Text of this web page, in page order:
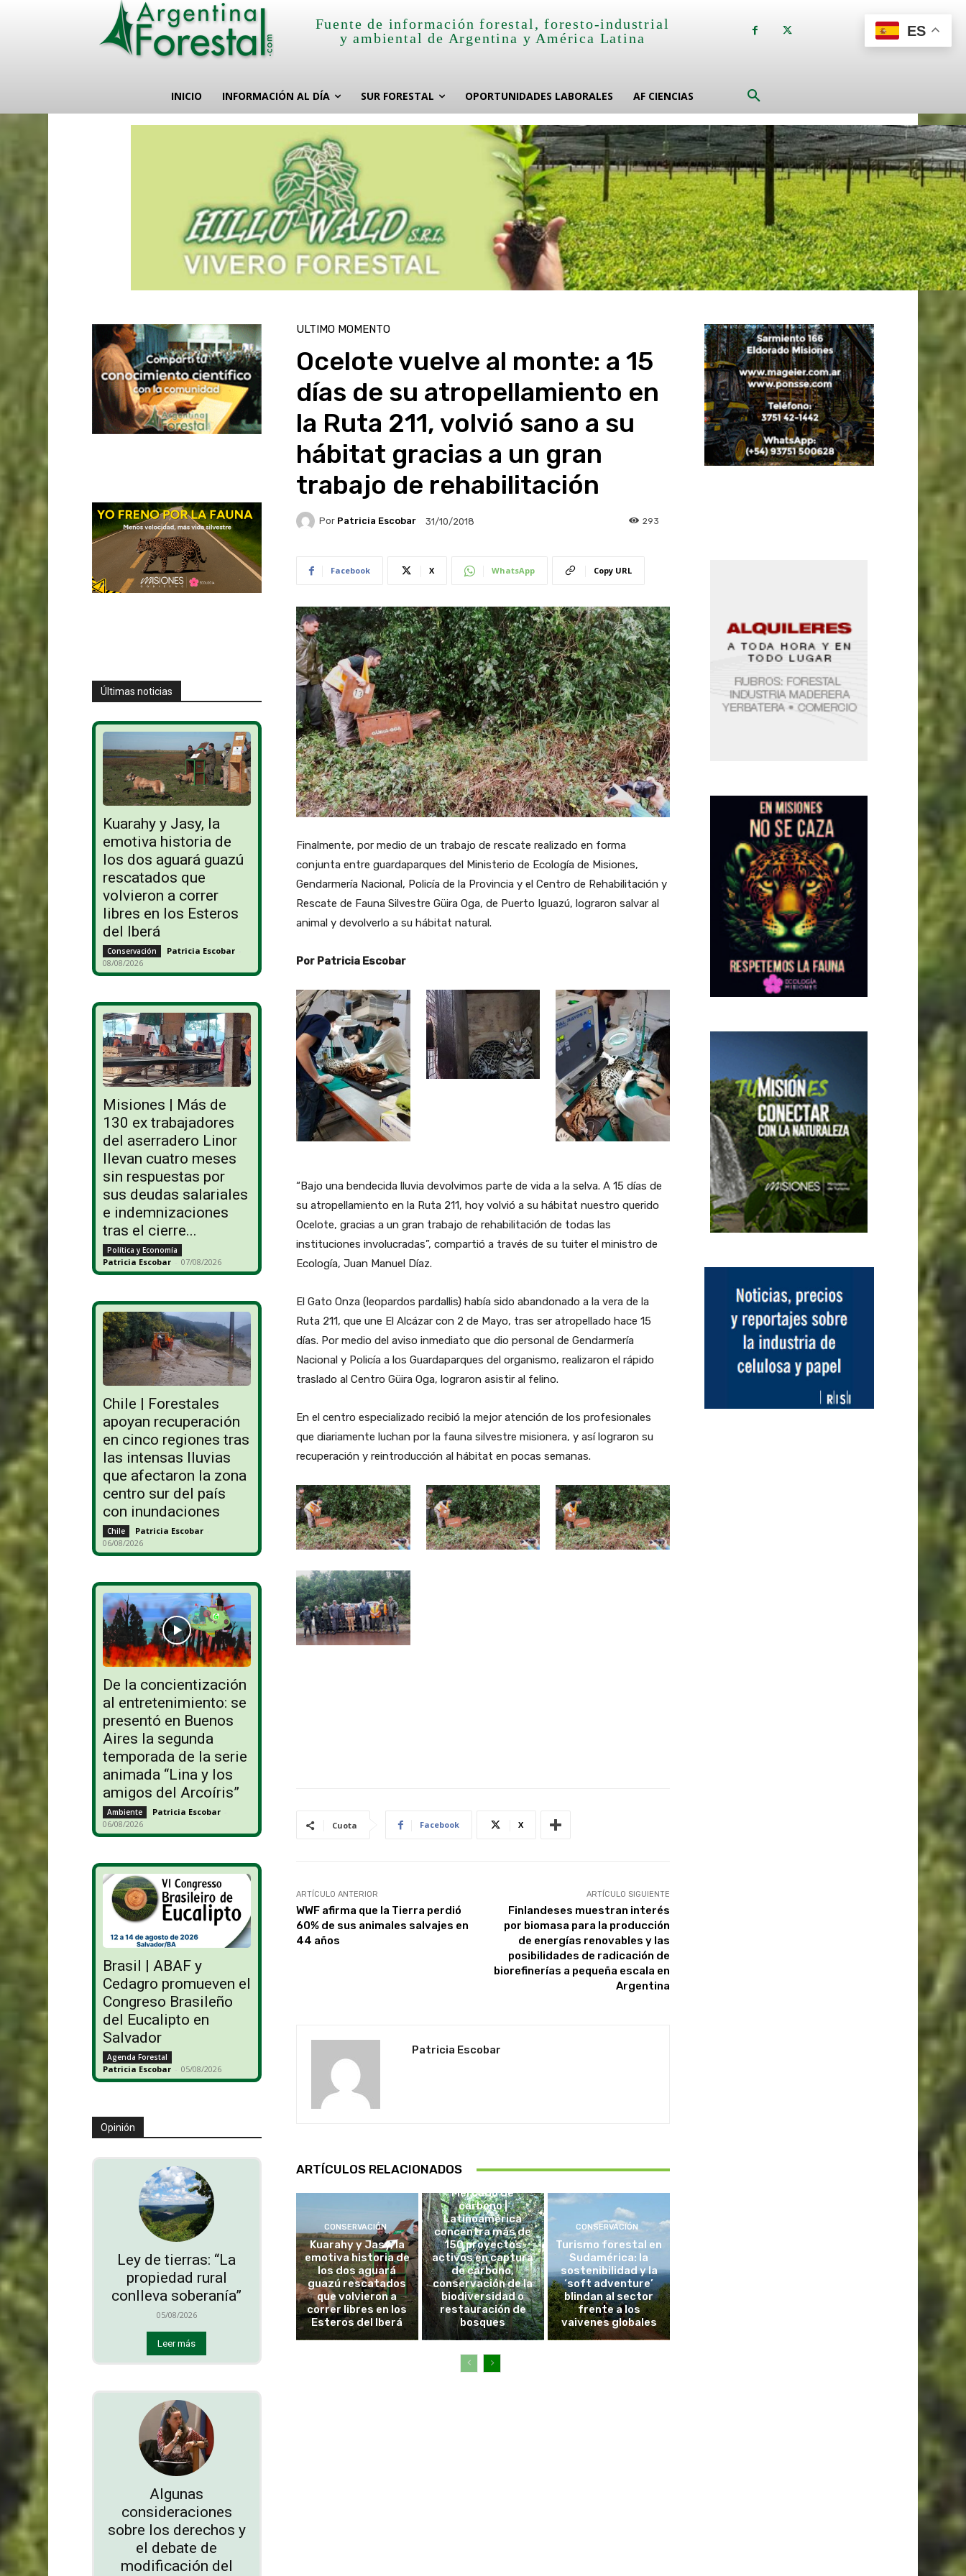
Fuente de información forestal, foresto-industrial
y ambiental de Argentina y América Latina
INICIO INFORMACIÓN AL DÍA SUR FORESTAL OPORTUNIDADES LABORALES AF CIENCIAS
Últimas noticias
Kuarahy y Jasy, la
emotiva historia de
los dos aguará guazú
rescatados que
volvieron a correr
libres en los Esteros
del Iberá
Conservación Patricia Escobar -
08/08/2026
Misiones | Más de
130 ex trabajadores
del aserradero Linor
llevan cuatro meses
sin respuestas por
sus deudas salariales
e indemnizaciones
tras el cierre...
Política y Economía
Patricia Escobar - 07/08/2026
Chile | Forestales
apoyan recuperación
en cinco regiones tras
las intensas lluvias
que afectaron la zona
centro sur del país
con inundaciones
Chile Patricia Escobar -
06/08/2026
De la concientización
al entretenimiento: se
presentó en Buenos
Aires la segunda
temporada de la serie
animada “Lina y los
amigos del Arcoíris”
Ambiente Patricia Escobar -
06/08/2026
Brasil | ABAF y
Cedagro promueven el
Congreso Brasileño
del Eucalipto en
Salvador
Agenda Forestal
Patricia Escobar - 05/08/2026
Opinión
Ley de tierras: “La
propiedad rural
conlleva soberanía”
05/08/2026
Leer más
Algunas
consideraciones
sobre los derechos y
el debate de
modificación del
ULTIMO MOMENTO
Ocelote vuelve al monte: a 15
días de su atropellamiento en
la Ruta 211, volvió sano a su
hábitat gracias a un gran
trabajo de rehabilitación
Por Patricia Escobar 31/10/2018 293
Facebook X WhatsApp Copy URL
Finalmente, por medio de un trabajo de rescate realizado en forma
conjunta entre guardaparques del Ministerio de Ecología de Misiones,
Gendarmería Nacional, Policía de la Provincia y el Centro de Rehabilitación y
Rescate de Fauna Silvestre Güira Oga, de Puerto Iguazú, lograron salvar al
animal y devolverlo a su hábitat natural.
Por Patricia Escobar
“Bajo una bendecida lluvia devolvimos parte de vida a la selva. A 15 días de
su atropellamiento en la Ruta 211, hoy volvió a su hábitat nuestro querido
Ocelote, gracias a un gran trabajo de rehabilitación de todas las
instituciones involucradas”, compartió a través de su tuiter el ministro de
Ecología, Juan Manuel Díaz.
El Gato Onza (leopardos pardallis) había sido abandonado a la vera de la
Ruta 211, que une El Alcázar con 2 de Mayo, tras ser atropellado hace 15
días. Por medio del aviso inmediato que dio personal de Gendarmería
Nacional y Policía a los Guardaparques del organismo, realizaron el rápido
traslado al Centro Güira Oga, lograron asistir al felino.
En el centro especializado recibió la mejor atención de los profesionales
que diariamente luchan por la fauna silvestre misionera, y así lograron su
recuperación y reintroducción al hábitat en pocas semanas.
Cuota Facebook X
ARTÍCULO ANTERIOR
WWF afirma que la Tierra perdió
60% de sus animales salvajes en
44 años
ARTÍCULO SIGUIENTE
Finlandeses muestran interés
por biomasa para la producción
de energías renovables y las
posibilidades de radicación de
biorefinerías a pequeña escala en
Argentina
Patricia Escobar
ARTÍCULOS RELACIONADOS
CONSERVACIÓN
Kuarahy y Jasy, la
emotiva historia de
los dos aguará
guazú rescatados
que volvieron a
correr libres en los
Esteros del Iberá
Mercado de
carbono |
Latinoamérica
concentra más de
150 proyectos
activos en captura
de carbono,
conservación de la
biodiversidad o
restauración de
bosques
CONSERVACIÓN
Turismo forestal en
Sudamérica: la
sostenibilidad y la
‘soft adventure’
blindan al sector
frente a los
vaivenes globales
ES